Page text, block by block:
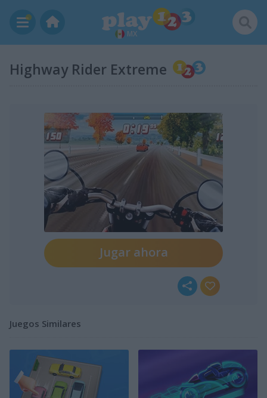
MX
Highway Rider Extreme
Jugar ahora
Juegos Similares